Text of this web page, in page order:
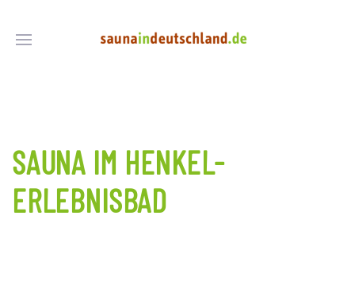
SAUNA IM HENKEL-
ERLEBNISBAD